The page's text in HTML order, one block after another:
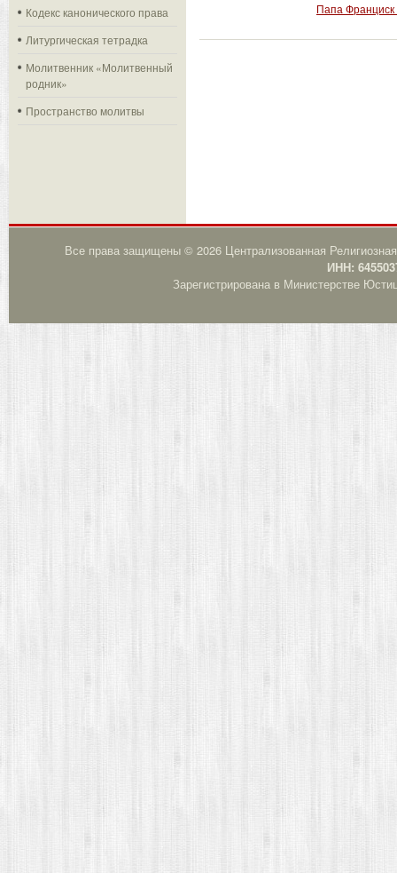
Кодекс канонического права
Литургическая тетрадка
Молитвенник «Молитвенный
родник»
Пространство молитвы
Папа
Все права защищены © 2026 Централизованная
ИНН:
Зарегистрирована в Министерстве